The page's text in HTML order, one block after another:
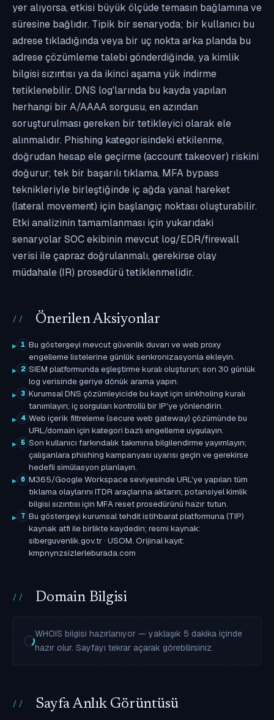
yer alıyorsa, etkisi büyük ölçüde temasın bağlamına ve
süresine bağlıdır. Tipik bir senaryoda; bir kullanıcı bu
adrese tıkladığında veya bir uç nokta arka planda bu
adrese çözümleme talebi gönderdiğinde, ya kimlik
bilgisi sızıntısı ya da ikinci aşama yük indirme
tetiklenebilir. DNS log'larında bu kayda yapılan
herhangi bir A/AAAA sorgusu, en azından
soruşturulması gereken bir tetikleyici olarak ele
alınmalıdır. Phishing kategorisindeki etkilenme,
doğrudan hesap ele geçirme (account takeover) riskini
doğurur; tek bir başarılı tıklama, MFA bypass
teknikleriyle birleştiğinde iç ağda yanal hareket
(lateral movement) için başlangıç noktası oluşturabilir.
Etki analizinin tamamlanması için yukarıdaki
senaryolar SOC ekibinin mevcut log/EDR/firewall
verisi ile çapraz doğrulanmalı, gerekirse olay
müdahale (IR) prosedürü tetiklenmelidir.
Önerilen Aksiyonlar
1 Bu göstergeyi mevcut güvenlik duvarı ve web proxy
engelleme listelerine günlük senkronizasyonla ekleyin.
2 SIEM platformunda eşleştirme kuralı oluşturun; son 30 günlük
log verisinde geriye dönük arama yapın.
3 Kurumsal DNS çözümleyicide bu kayıt için sinkholing kuralı
tanımlayın; iç sorguları kontrollü bir IP'ye yönlendirin.
4 Web içerik filtreleme (secure web gateway) çözümünde bu
URL/domain için kategori bazlı engelleme uygulayın.
5 Son kullanıcı farkındalık takımına bilgilendirme yayımlayın;
çalışanlara phishing kampanyası uyarısı geçin ve gerekirse
hedefli simülasyon planlayın.
6 M365/Google Workspace seviyesinde URL'ye yapılan tüm
tıklama olaylarını ITDR araçlarına aktarın; potansiyel kimlik
bilgisi sızıntısı için MFA reset prosedürünü hazır tutun.
7 Bu göstergeyi kurumsal tehdit istihbarat platformuna (TIP)
kaynak atfı ile birlikte kaydedin; resmi kaynak:
siberguvenlik.gov.tr · USOM. Orijinal kayıt:
kmpnynzsizlerleburada.com
Domain Bilgisi
WHOIS bilgisi hazırlanıyor — yaklaşık 5 dakika içinde
hazır olur. Sayfayı tekrar açarak görebilirsiniz.
Sayfa Anlık Görüntüsü